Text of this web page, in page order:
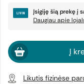
Įsigiję šią prekę į
Daugiau apie
Į
Likutis fizinėse